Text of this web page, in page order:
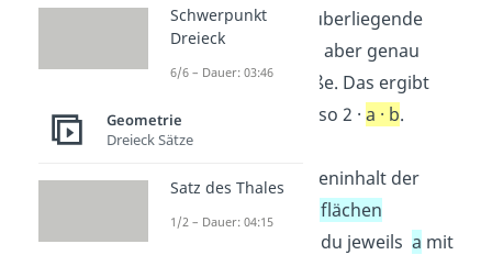
b.Die gegenüberliegende
Rückseite
hat aber genau
dieselbe Größe. Das ergibt
zusammen also 2 · a · b.
Für den Flächeninhalt der
Seitenflächen
multiplizierst du jeweils a mit
Schwerpunkt
Dreieck
6/6 – Dauer: 03:46
Geometrie
Dreieck Sätze
Satz des Thales
1/2 – Dauer: 04:15